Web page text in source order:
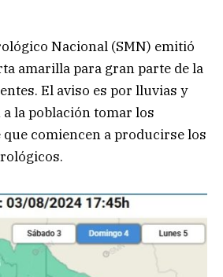
Nacional (SMN) emitió
amarilla para gran parte de la
El aviso es por lluvias y
la población tomar los
que comiencen a producirse los